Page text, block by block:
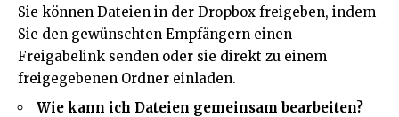
Sie können Dateien in der Dropbox freigeben, indem
Sie den gewünschten Empfängern einen
Freigabelink senden oder sie direkt zu einem
freigegebenen Ordner einladen.
Wie kann ich Dateien gemeinsam bearbeiten?